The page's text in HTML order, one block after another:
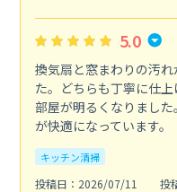
5.0
換気扇と窓まわりの汚
た。どちらも丁寧に仕
部屋が明るくなりまし
が快適になっています。
キッチン清掃
投稿日：2026/07/11
投